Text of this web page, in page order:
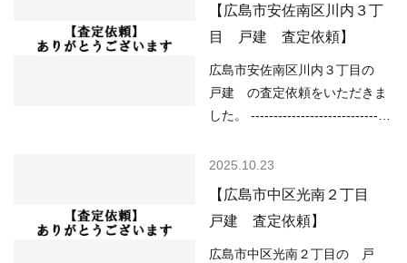
を探している人が多い などの状
況ですので、 「不動産売却のや
り方によっては高く売却しやす
い」状況といってよいと思いま
害）土砂災害警戒区域 （洪水）
該当なし （高潮）該当なし
（内水）浸水想定深さ0.01ｍ以
上 （津波）該当なし -------------
----------------------------------------
産市況については、 ○住宅ロー
い ○売り物件が少なく、物件を
探している人が多い などの状況
ですので、 「不動産売却のやり
【広島市安佐南区川内３丁
目 戸建 査定依頼】
広島市安佐南区川内３丁目の
戸建 の査定依頼をいただきま
した。 -------------------------------
------ （用途地域）第一種住居地
害）該当なし （洪水）該当なし
（高潮）該当なし （内水）浸水
想定深さ0.01ｍ以上 （津波）該
2025.10.23
【広島市中区光南２丁目
戸建 査定依頼】
広島市中区光南２丁目の 戸